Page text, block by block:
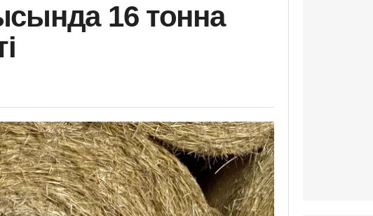
16 тонна